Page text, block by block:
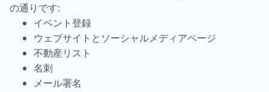
の通りです:
イベント登録
ウェブサイトとソーシャルメディアページ
不動産リスト
名刺
メール署名